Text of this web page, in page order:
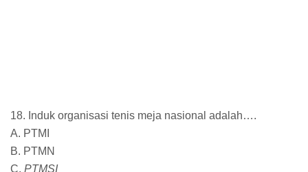
18. Induk organisasi tenis meja nasional adalah….
A. PTMI
B. PTMN
C. PTMSI